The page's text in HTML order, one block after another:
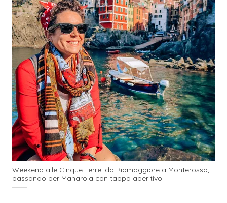
Weekend alle Cinque Terre: da Riomaggiore a Monterosso,
passando per Manarola con tappa aperitivo!